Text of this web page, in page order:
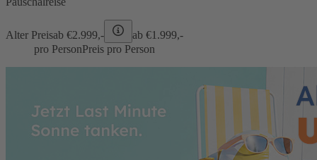
Alter Preisab €2.999,- ab €1.999,-
pro PersonPreis pro Person